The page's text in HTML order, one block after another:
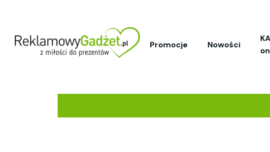
Promocje Nowości